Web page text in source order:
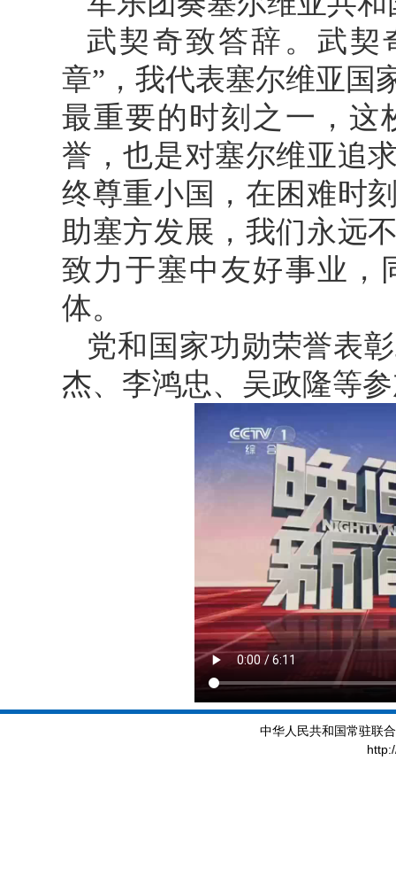
武契奇致答辞。武契
章”，我代表塞尔维亚国
最重要的时刻之一，这
誉，也是对塞尔维亚追
终尊重小国，在困难时
助塞方发展，我们永远
致力于塞中友好事业，
体。
党和国家功勋荣誉表
杰、李鸿忠、吴政隆等
中华人民共和国常驻联